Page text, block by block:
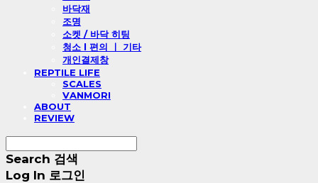
바닥재
조명
소켓 / 바닥 히팅
청소 l 편의 ㅣ 기타
개인결제창
REPTILE LIFE
SCALES
VANMORI
ABOUT
REVIEW
Search 검색
Log In 로그인